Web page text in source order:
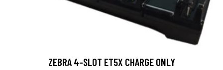
ZEBRA 4-SLOT ET5X CHARGE ONLY